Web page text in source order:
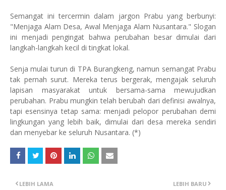
Semangat ini tercermin dalam jargon Prabu yang berbunyi:
"Menjaga Alam Desa, Awal Menjaga Alam Nusantara." Slogan
ini menjadi pengingat bahwa perubahan besar dimulai dari
langkah-langkah kecil di tingkat lokal.
Senja mulai turun di TPA Burangkeng, namun semangat Prabu
tak pernah surut. Mereka terus bergerak, mengajak seluruh
lapisan masyarakat untuk bersama-sama mewujudkan
perubahan. Prabu mungkin telah berubah dari definisi awalnya,
tapi esensinya tetap sama: menjadi pelopor perubahan demi
lingkungan yang lebih baik, dimulai dari desa mereka sendiri
dan menyebar ke seluruh Nusantara. (*)
LEBIH BARU
LEBIH LAMA